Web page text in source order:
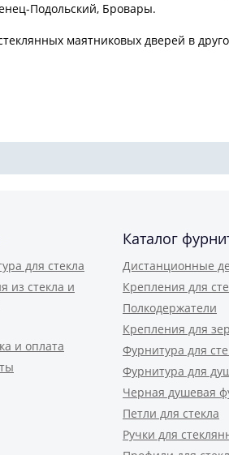
Подольский, Бровары.
маятниковых дверей в
для стекла
из стекла и
и оплата
Каталог
Дистанционные
Крепления для
Полкодержатели
Крепления для
Фурнитура для
Фурнитура для
Черная душевая
Петли для стекла
Ручки для